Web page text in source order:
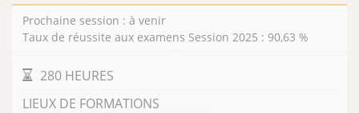
Prochaine session : à venir
Taux de réussite aux examens Session 2025 : 90,63 %
DURÉE DE LA FORMATION
280 HEURES
LIEUX DE FORMATIONS